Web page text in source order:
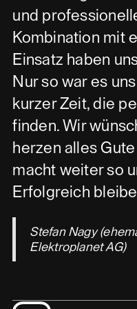
und
Kombination mit
Einsatz haben
Nur so war es
kurzer Zeit, die
finden. Wir
herzen alles
macht weiter so
Erfolgreich
Stefan Nagy
Elektroplanet AG)